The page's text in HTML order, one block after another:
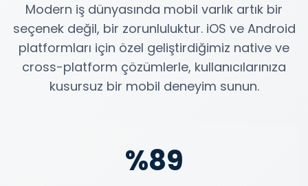
Modern iş dünyasında mobil varlık artık bir
seçenek değil, bir zorunluluktur. iOS ve Android
platformları için özel geliştirdiğimiz native ve
cross-platform çözümlerle, kullanıcılarınıza
kusursuz bir mobil deneyim sunun.
%89